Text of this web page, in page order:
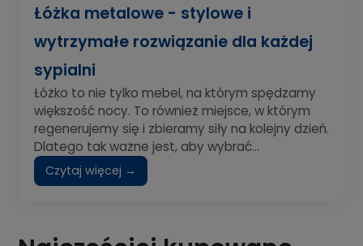
Łóżka metalowe - stylowe i
wytrzymałe rozwiązanie dla każdej
sypialni
Łóżko to nie tylko mebel, na którym spędzamy
większość nocy. To również miejsce, w którym
regenerujemy się i zbieramy siły na kolejny dzień.
Dlatego tak ważne jest, aby wybrać...
Czytaj więcej →